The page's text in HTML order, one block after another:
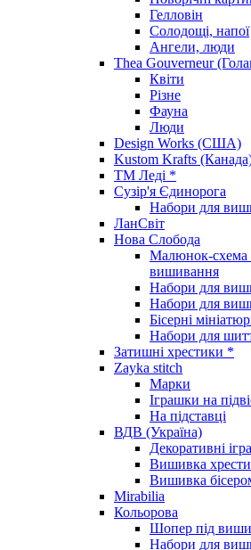
Гелловін
Солодощі, напої
Ангели, люди
Thea Gouverneur
Квіти
Різне
Фауна
Люди
Design Works (США)
Kustom Krafts
ТМ Леді *
Сузір'я Єдинорога
Набори для
ЛанСвіт
Нова Слобода
Малюнок-схема
вишивання
Набори для
Набори для
Бісерні
Набори для
Затишні хрестики *
Zayka stitch
Марки
Іграшки на
На підставці
ВДВ (Україна)
Декоративні
Вишивка
Вишивка
Mirabilia
Кольорова
Шопер під
Набори для